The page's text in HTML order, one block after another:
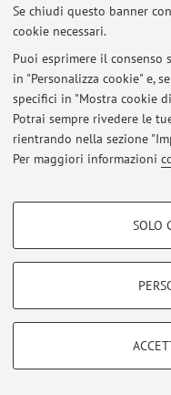
Se chiudi questo banner
cookie necessari.
Puoi esprimere il
in "Personalizza cookie" e,
specifici in "Mostra cookie
Potrai sempre rivedere le
rientrando nella sezione
Per maggiori informazioni
COOKIE DI
COOKIE TECNICI -
Si tratta di cookie tecnici
SOLO
Al momento
Area riservata
Accedi tramiteloginper
© 2026 - ALMA MATER
Privacy|